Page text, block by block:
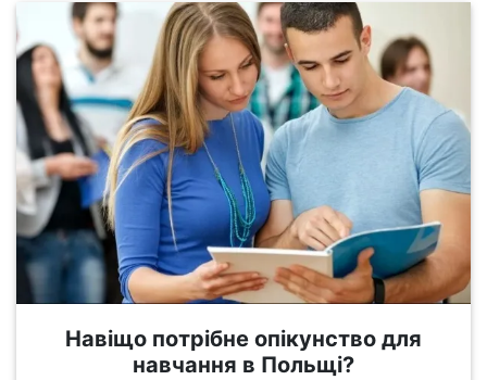
Навіщо потрібне опікунство для
навчання в Польщі?